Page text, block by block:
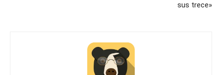
sus trece»